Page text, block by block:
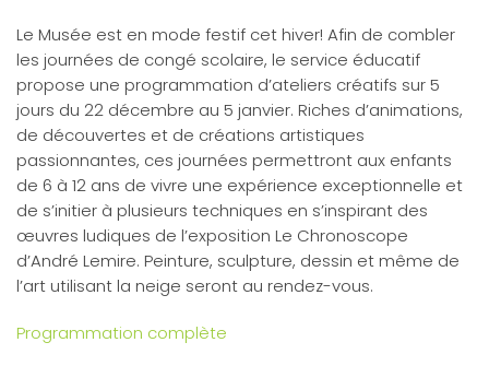
Le Musée est en mode festif cet hiver! Afin de combler
les journées de congé scolaire, le service éducatif
propose une programmation d’ateliers créatifs sur 5
jours du 22 décembre au 5 janvier. Riches d’animations,
de découvertes et de créations artistiques
passionnantes, ces journées permettront aux enfants
de 6 à 12 ans de vivre une expérience exceptionnelle et
de s’initier à plusieurs techniques en s’inspirant des
œuvres ludiques de l’exposition Le Chronoscope
d’André Lemire. Peinture, sculpture, dessin et même de
l’art utilisant la neige seront au rendez-vous.
Programmation complète